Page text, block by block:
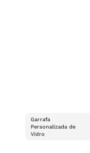
Garrafa
Personalizada de
Vidro